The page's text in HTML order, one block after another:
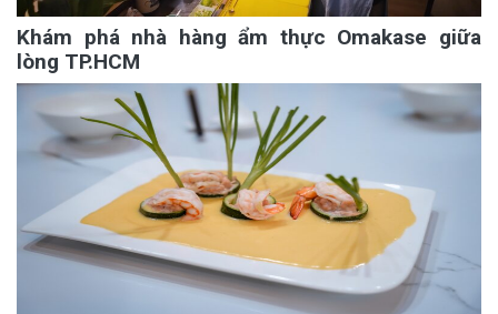
Khám phá nhà hàng ẩm thực Omakase giữa
lòng TP.HCM